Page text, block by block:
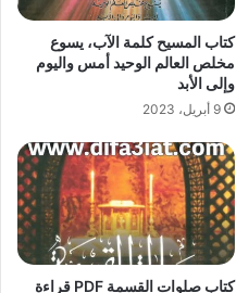
كتاب المسيح كلمة الآب، يسوع
مخلص العالم الوحيد أمس واليوم
وإلى الأبد
9 أبريل، 2023
كتاب صلوات القسمة PDF قراءة